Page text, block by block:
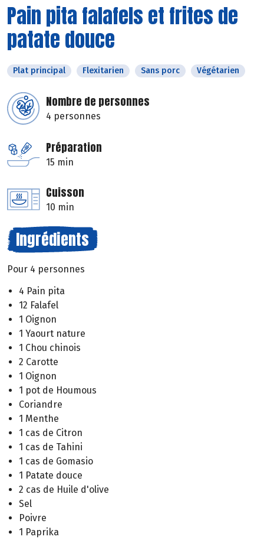
Pain pita falafels et frites de
patate douce
Plat principal Flexitarien Sans porc Végétarien
Nombre de personnes
4 personnes
Préparation
15 min
Cuisson
10 min
Ingrédients
Pour 4 personnes
4 Pain pita
12 Falafel
1 Oignon
1 Yaourt nature
1 Chou chinois
2 Carotte
1 Oignon
1 pot de Houmous
Coriandre
1 Menthe
1 cas de Citron
1 cas de Tahini
1 cas de Gomasio
1 Patate douce
2 cas de Huile d'olive
Sel
Poivre
1 Paprika